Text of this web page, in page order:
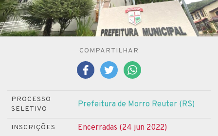
COMPARTILHAR
PROCESSO
SELETIVO
Prefeitura de Morro Reuter (RS)
INSCRIÇÕES Encerradas (24 jun 2022)